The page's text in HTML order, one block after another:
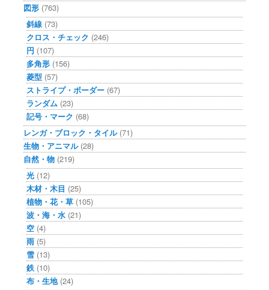
図形 (763)
斜線 (73)
クロス・チェック (246)
円 (107)
多角形 (156)
菱型 (57)
ストライプ・ボーダー (67)
ランダム (23)
記号・マーク (68)
レンガ・ブロック・タイル(71)
生物・アニマル(28)
自然・物 (219)
光 (12)
木材・木目 (25)
植物・花・草 (105)
波・海・水 (21)
空 (4)
雨 (5)
雪 (13)
鉄 (10)
布・生地(24)